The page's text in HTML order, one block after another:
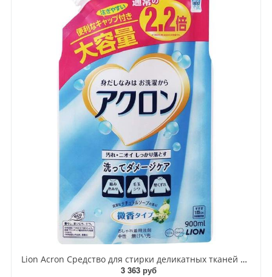
Lion Acron Средство для стирки деликатных тканей с нежным ароматом цветочного мыла 900 мл в мягкой упаковке
3 363 руб